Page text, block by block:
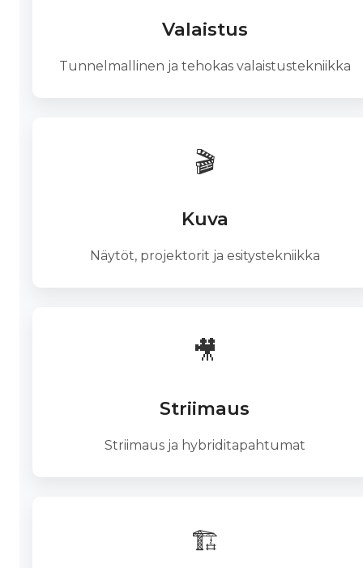
Valaistus
Tunnelmallinen ja tehokas valaistustekniikka
🎬
Kuva
Näytöt, projektorit ja esitystekniikka
🎥
Striimaus
Striimaus ja hybriditapahtumat
🏗️